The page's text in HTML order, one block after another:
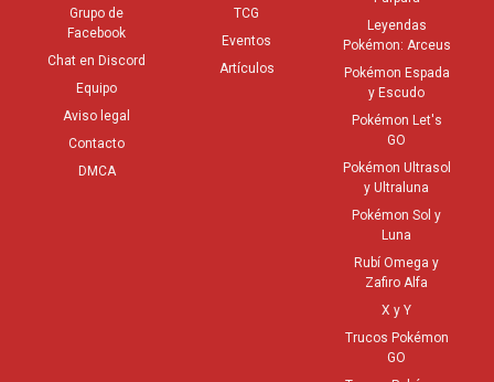
Grupo de
Facebook
Chat en Discord
Equipo
Aviso legal
Contacto
DMCA
TCG
Eventos
Artículos
Leyendas
Pokémon: Arceus
Pokémon Espada
y Escudo
Pokémon Let's
GO
Pokémon Ultrasol
y Ultraluna
Pokémon Sol y
Luna
Rubí Omega y
Zafiro Alfa
X y Y
Trucos Pokémon
GO